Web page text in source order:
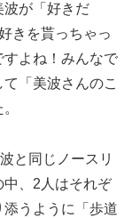
波が「好きだ
きを貰っちゃっ
よね！みんなで
「美波さんのこ
と同じノースリ
、2人はそれぞ
うように「歩道